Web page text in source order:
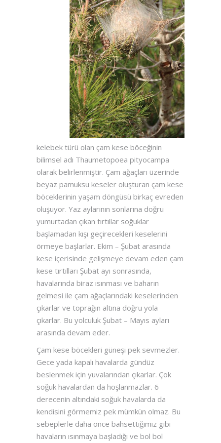
kelebek türü olan çam kese böceğinin
bilimsel adı Thaumetopoea pityocampa
olarak belirlenmiştir. Çam ağaçları üzerinde
beyaz pamuksu keseler oluşturan çam kese
böceklerinin yaşam döngüsü birkaç evreden
oluşuyor. Yaz aylarının sonlarına doğru
yumurtadan çıkan tırtıllar soğuklar
başlamadan kışı geçirecekleri keselerini
örmeye başlarlar. Ekim – Şubat arasında
kese içerisinde gelişmeye devam eden çam
kese tırtılları Şubat ayı sonrasında,
havalarında biraz ısınması ve baharın
gelmesi ile çam ağaçlarındaki keselerinden
çıkarlar ve toprağın altına doğru yola
çıkarlar. Bu yolculuk Şubat – Mayıs ayları
arasında devam eder.
Çam kese böcekleri güneşi pek sevmezler.
Gece yada kapalı havalarda gündüz
beslenmek için yuvalarından çıkarlar. Çok
soğuk havalardan da hoşlanmazlar. 6
derecenin altındaki soğuk havalarda da
kendisini görmemiz pek mümkün olmaz. Bu
sebeplerle daha önce bahsettiğimiz gibi
havaların ısınmaya başladığı ve bol bol